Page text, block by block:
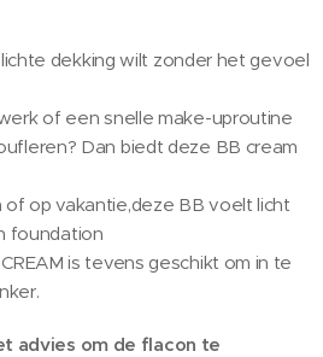
dekking wilt zonder het gevoel
of een snelle make-uproutine
Dan biedt deze BB cream
of op vakantie,deze BB voelt licht
foundation
is tevens geschikt om in te
advies om de flacon te